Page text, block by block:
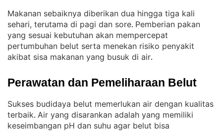
Makanan sebaiknya diberikan dua hingga tiga kali
sehari, terutama di pagi dan sore. Pemberian pakan
yang sesuai kebutuhan akan mempercepat
pertumbuhan belut serta menekan risiko penyakit
akibat sisa makanan yang busuk di air.
Perawatan dan Pemeliharaan Belut
Sukses budidaya belut memerlukan air dengan kualitas
terbaik. Air yang disarankan adalah yang memiliki
keseimbangan pH dan suhu agar belut bisa